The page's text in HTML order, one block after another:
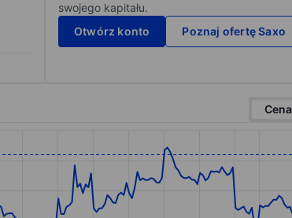
swojego kapitału.
Otwórz konto
Poznaj ofertę Saxo
Cena
to 85.37.